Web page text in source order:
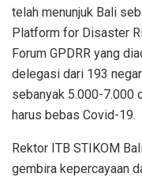
telah menunjuk Bali
Platform for Disaster
Forum GPDRR yang
delegasi dari 193
sebanyak 5.000-7.000
harus bebas Covid-19.
Rektor ITB STIKOM
gembira kepercayaan